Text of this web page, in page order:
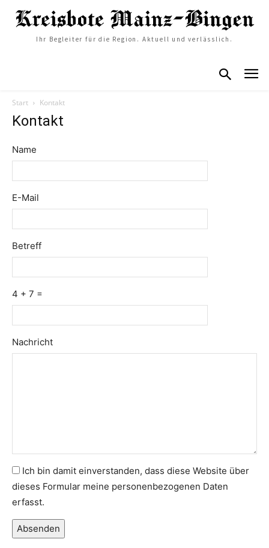
Ihr Begleiter für die Region. Aktuell und verlässlich.
Start Kontakt
Kontakt
Name
E-Mail
Betreff
4 + 7 =
Please
ignore
Please
ignore
Nachricht
Ich bin damit einverstanden, dass diese Website über
dieses Formular meine personenbezogenen Daten
erfasst.
Absenden